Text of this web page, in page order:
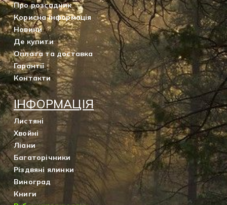
Про розсадник
Корисна інформація
Новини
Де купити
Оплата та доставка
Гарантії
Контакти
ІНФОРМАЦІЯ
Листяні
Хвойні
Ліани
Багаторічники
Різдвяні ялинки
Виноград
Книги